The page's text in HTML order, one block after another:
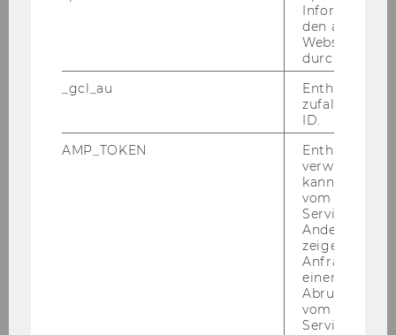
den aktuellen
durch
_gcl_au
Enthält eine
ID.
AMP_TOKEN
Enthält ein
verwendet
kann, um
vom AMP-
Service
Andere
zeigen Opt-
Anfrage im
einen Fehler
Abrufen
vom AMP
Service an.